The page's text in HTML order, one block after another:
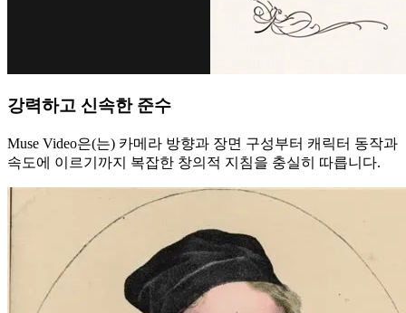
강력하고 신속한 준수
Muse Video은(는) 카메라 방향과 장면 구성부터 캐릭터 동작과
속도에 이르기까지 복잡한 창의적 지침을 충실히 따릅니다.